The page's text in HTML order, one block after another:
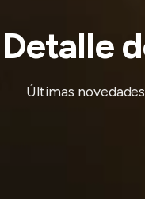
Detalle
Últimas